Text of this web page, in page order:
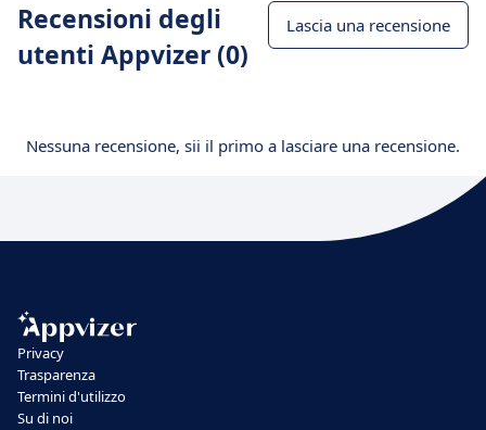
Recensioni degli
utenti Appvizer (0)
Lascia una recensione
Nessuna recensione, sii il primo a lasciare una recensione.
Privacy
Trasparenza
Termini d'utilizzo
Su di noi